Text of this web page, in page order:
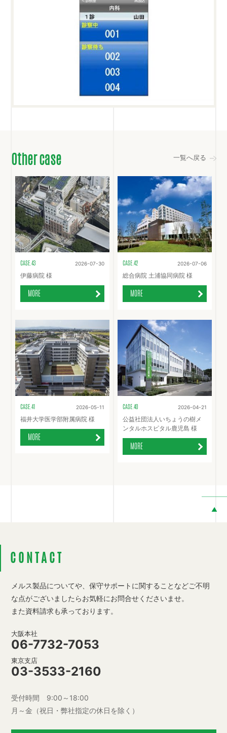
Other case 一覧へ戻る
CASE.43 2026-07-30
伊藤病院 様
MORE
CASE.42 2026-07-06
総合病院 土浦協同病院 様
MORE
CASE.41 2026-05-11
福井大学医学部附属病院 様
MORE
CASE.40 2026-04-21
公益社団法人いちょうの樹メ
ンタルホスピタル鹿児島 様
MORE
CONTACT
メルス製品についてや、保守サポートに関することなどご不明
な点がございましたらお気軽にお問合せくださいませ。
また資料請求も承っております。
大阪本社
06-7732-7053
東京支店
03-3533-2160
受付時間 9:00～18:00
月～金（祝日・弊社指定の休日を除く）